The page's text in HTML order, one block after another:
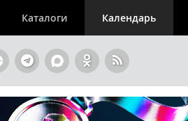
Каталоги Календарь